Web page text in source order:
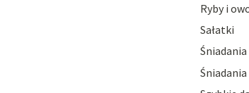
Ryby i
Sałatki
Śniadania
Śniadania